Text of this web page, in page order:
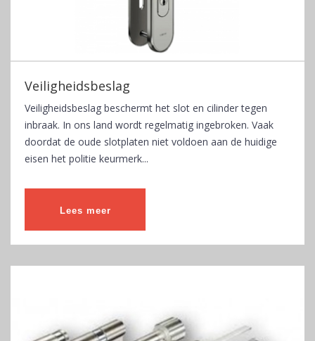
Veiligheidsbeslag
Veiligheidsbeslag beschermt het slot en cilinder tegen
inbraak. In ons land wordt regelmatig ingebroken. Vaak
doordat de oude slotplaten niet voldoen aan de huidige
eisen het politie keurmerk...
Lees meer